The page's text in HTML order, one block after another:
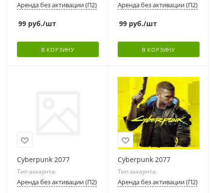
Аренда без активации (П2)
99 руб./шт
В КОРЗИНУ
Аренда без активации (П2)
99 руб./шт
В КОРЗИНУ
Cyberpunk 2077
Тип аккаунта:
Аренда без активации (П2)
Cyberpunk 2077
Тип аккаунта:
Аренда без активации (П2)